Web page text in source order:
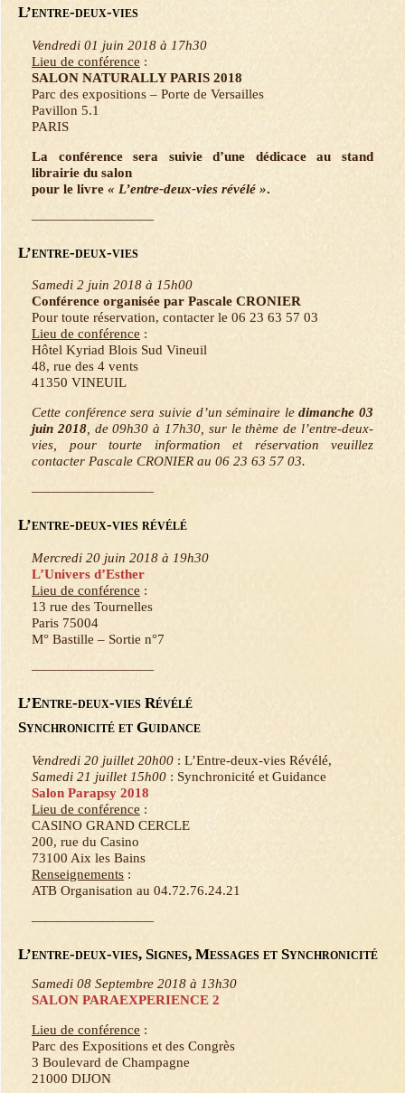
L’entre-deux-vies
Vendredi 01 juin 2018 à 17h30
Lieu de conférence :
SALON NATURALLY PARIS 2018
Parc des expositions – Porte de Versailles
Pavillon 5.1
PARIS
La conférence sera suivie d’une dédicace au stand
librairie du salon
pour le livre « L’entre-deux-vies révélé ».
—————————
L’entre-deux-vies
Samedi 2 juin 2018 à 15h00
Conférence organisée par Pascale CRONIER
Pour toute réservation, contacter le 06 23 63 57 03
Lieu de conférence :
Hôtel Kyriad Blois Sud Vineuil
48, rue des 4 vents
41350 VINEUIL
Cette conférence sera suivie d’un séminaire ledimanche 03
juin 2018, de 09h30 à 17h30, sur le thème de l’entre-deux-
vies, pour tourte information et réservation veuillez
contacter Pascale CRONIER au 06 23 63 57 03.
—————————
L’entre-deux-vies révélé
Mercredi 20 juin 2018 à 19h30
L’Univers d’Esther
Lieu de conférence :
13 rue des Tournelles
Paris 75004
M° Bastille – Sortie n°7
—————————
L’Entre-deux-vies Révélé
Synchronicité et Guidance
Vendredi 20 juillet 20h00 : L’Entre-deux-vies Révélé,
Samedi 21 juillet 15h00 : Synchronicité et Guidance
Salon Parapsy 2018
Lieu de conférence:
CASINO GRAND CERCLE
200, rue du Casino
73100 Aix les Bains
Renseignements :
ATB Organisation au 04.72.76.24.21
—————————
L’entre-deux-vies, Signes, Messages et Synchronicité
Samedi 08 Septembre 2018 à 13h30
SALON PARAEXPERIENCE 2
Lieu de conférence :
Parc des Expositions et des Congrès
3 Boulevard de Champagne
21000 DIJON